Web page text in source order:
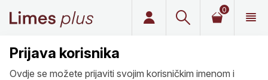
0
Prijava korisnika
Ovdje se možete prijaviti svojim korisničkim imenom i